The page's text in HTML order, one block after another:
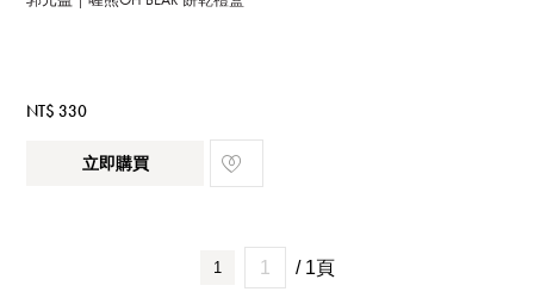
NT$ 330
立即購買
1 / 1頁